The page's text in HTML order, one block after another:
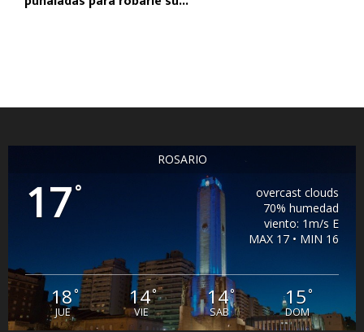
ROSARIO
17°
overcast clouds
70% humedad
viento: 1m/s E
MAX 17 • MIN 16
18°
JUE
14°
VIE
14°
SAB
15°
DOM